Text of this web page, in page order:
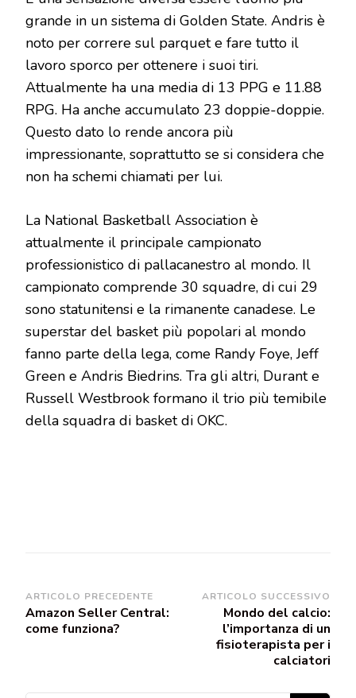
grande in un sistema di Golden State. Andris è
noto per correre sul parquet e fare tutto il
lavoro sporco per ottenere i suoi tiri.
Attualmente ha una media di 13 PPG e 11.88
RPG. Ha anche accumulato 23 doppie-doppie.
Questo dato lo rende ancora più
impressionante, soprattutto se si considera che
non ha schemi chiamati per lui.
La National Basketball Association è
attualmente il principale campionato
professionistico di pallacanestro al mondo. Il
campionato comprende 30 squadre, di cui 29
sono statunitensi e la rimanente canadese. Le
superstar del basket più popolari al mondo
fanno parte della lega, come Randy Foye, Jeff
Green e Andris Biedrins. Tra gli altri, Durant e
Russell Westbrook formano il trio più temibile
della squadra di basket di OKC.
Navigazione
articoli
ARTICOLO PRECEDENTE
Amazon Seller Central:
come funziona?
ARTICOLO SUCCESSIVO
Mondo del calcio:
l’importanza di un
fisioterapista per i
calciatori